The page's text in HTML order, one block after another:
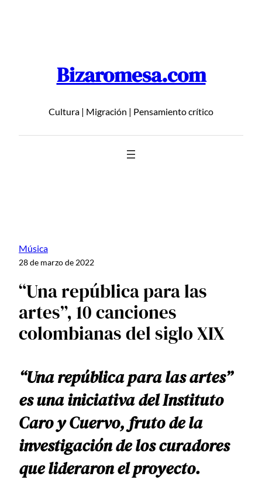
Bizaromesa.com
Cultura | Migración | Pensamiento crítico
Música
28 de marzo de 2022
“Una república para las
artes”, 10 canciones
colombianas del siglo XIX
“Una república para las artes”
es una iniciativa del Instituto
Caro y Cuervo, fruto de la
investigación de los curadores
que lideraron el proyecto.